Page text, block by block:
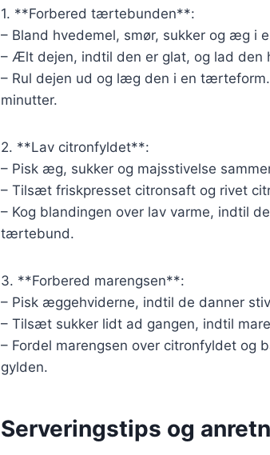
1. **Forbered tærtebunden**:
– Bland hvedemel, smør, sukker og æg i
– Ælt dejen, indtil den er glat, og lad den
– Rul dejen ud og læg den i en
minutter.
2. **Lav citronfyldet**:
– Pisk æg, sukker og majsstivelse
– Tilsæt friskpresset citronsaft og rivet
– Kog blandingen over lav varme, indtil
tærtebund.
3. **Forbered marengsen**:
– Pisk æggehviderne, indtil de danner
– Tilsæt sukker lidt ad gangen, indtil
– Fordel marengsen over citronfyldet og
gylden.
Serveringstips og